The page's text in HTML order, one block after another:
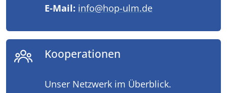
E-Mail: info@hop-ulm.de
Kooperationen
Unser Netzwerk im Überblick.